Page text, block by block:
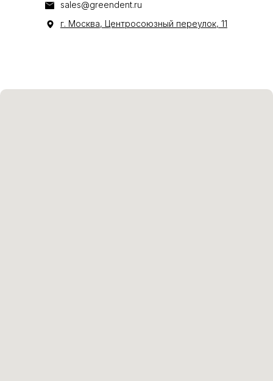
г. Москва, Центросоюзный переулок, 11
sales@greendent.ru